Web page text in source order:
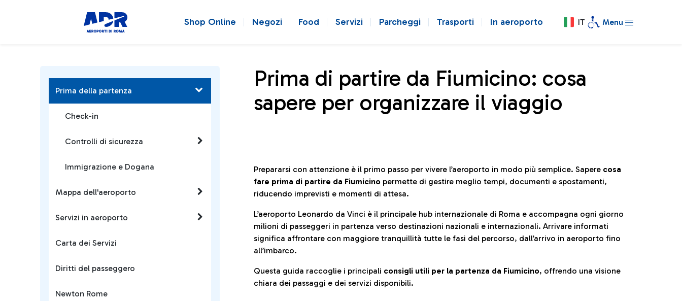
Shop Online Negozi Food Servizi Parcheggi Trasporti In aeroporto IT Menu
Prima di partire da Fiumicino: cosa
sapere per organizzare il viaggio
Prepararsi con attenzione è il primo passo per vivere l’aeroporto in modo più semplice. Sapere cosa
fare prima di partire da Fiumicino permette di gestire meglio tempi, documenti e spostamenti,
riducendo imprevisti e momenti di attesa.
L’aeroporto Leonardo da Vinci è il principale hub internazionale di Roma e accompagna ogni giorno
milioni di passeggeri in partenza verso destinazioni nazionali e internazionali. Arrivare informati
significa affrontare con maggiore tranquillità tutte le fasi del percorso, dall’arrivo in aeroporto fino
all’imbarco.
Questa guida raccoglie i principali consigli utili per la partenza da Fiumicino, offrendo una visione
chiara dei passaggi e dei servizi disponibili.
Prima della partenza
Check-in
Controlli di sicurezza
Immigrazione e Dogana
Mappa dell'aeroporto
Servizi in aeroporto
Carta dei Servizi
Diritti del passeggero
Newton Rome